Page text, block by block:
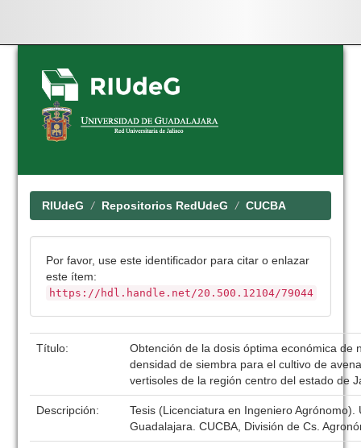
Skip
navigation
RIUdeG Repositorios RedUdeG CUCBA
Por favor, use este identificador para citar o enlazar
este ítem:
https://hdl.handle.net/20.500.12104/79044
Título:
Obtención de la dosis óptima económica de
densidad de siembra para el cultivo de
vertisoles de la región centro del estado de
Descripción:
Tesis (Licenciatura en Ingeniero Agrónomo).
Guadalajara. CUCBA, División de Cs.